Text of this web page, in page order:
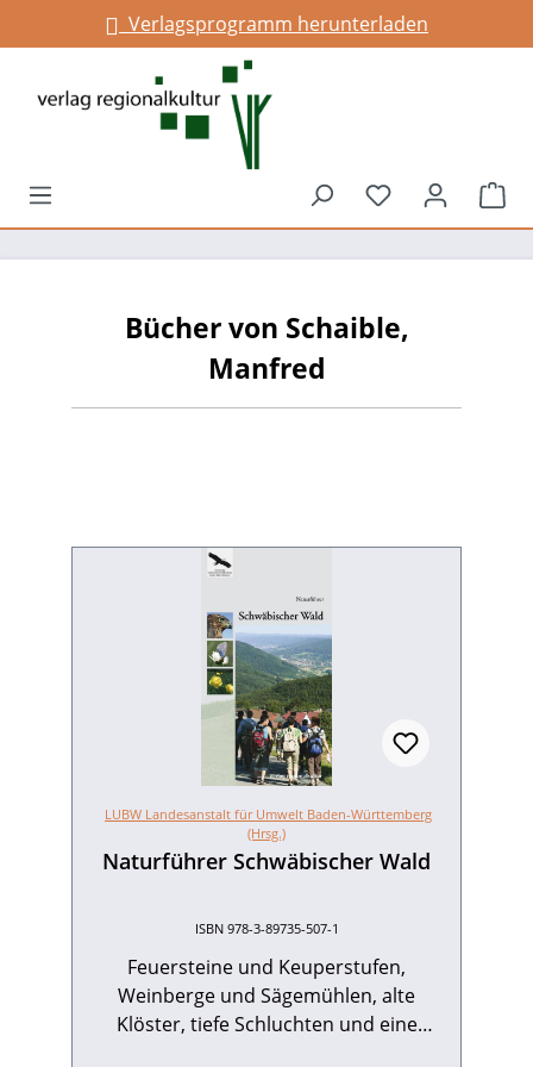
springenVerlagsprogramm herunterladen
Du hast 0
Bücher von Schaible,
Manfred
LUBW Landesanstalt für Umwelt Baden-Württemberg
(Hrsg.)
Naturführer Schwäbischer Wald
ISBN 978-3-89735-507-1
Feuersteine und Keuperstufen,
Weinberge und Sägemühlen, alte
Klöster, tiefe Schluchten und eine